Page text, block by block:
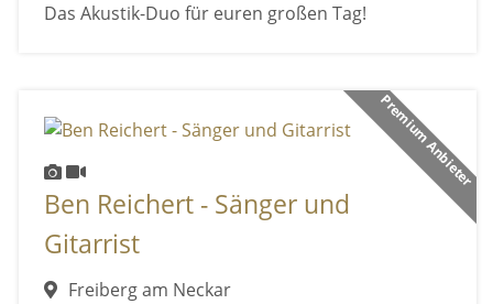
Das Akustik-Duo für euren großen Tag!
Premium Anbieter
Ben Reichert - Sänger und
Gitarrist
Freiberg am Neckar